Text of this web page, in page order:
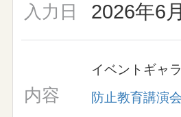
入力日 2026年6
内容
イベントギャ
防止教育講演会